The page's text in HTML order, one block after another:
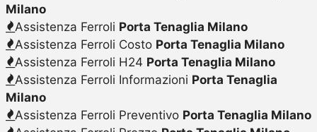
Milano
Assistenza Ferroli Porta Tenaglia Milano
Assistenza Ferroli Costo Porta Tenaglia Milano
Assistenza Ferroli H24 Porta Tenaglia Milano
Assistenza Ferroli Informazioni Porta Tenaglia
Milano
Assistenza Ferroli Preventivo Porta Tenaglia Milano